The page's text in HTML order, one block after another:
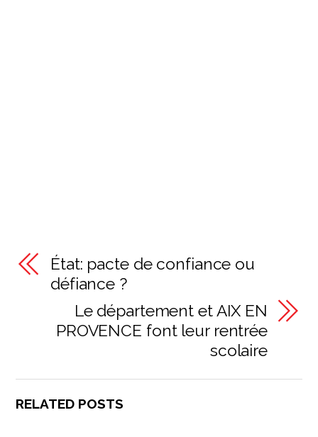
État: pacte de confiance ou
défiance ?
Le département et AIX EN
PROVENCE font leur rentrée
scolaire
RELATED POSTS